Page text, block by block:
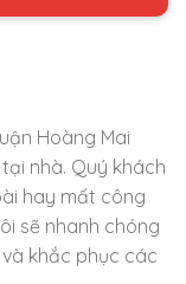
Hoàng Mai
nhà. Quý khách
hay mất công
sẽ nhanh chóng
khắc phục các